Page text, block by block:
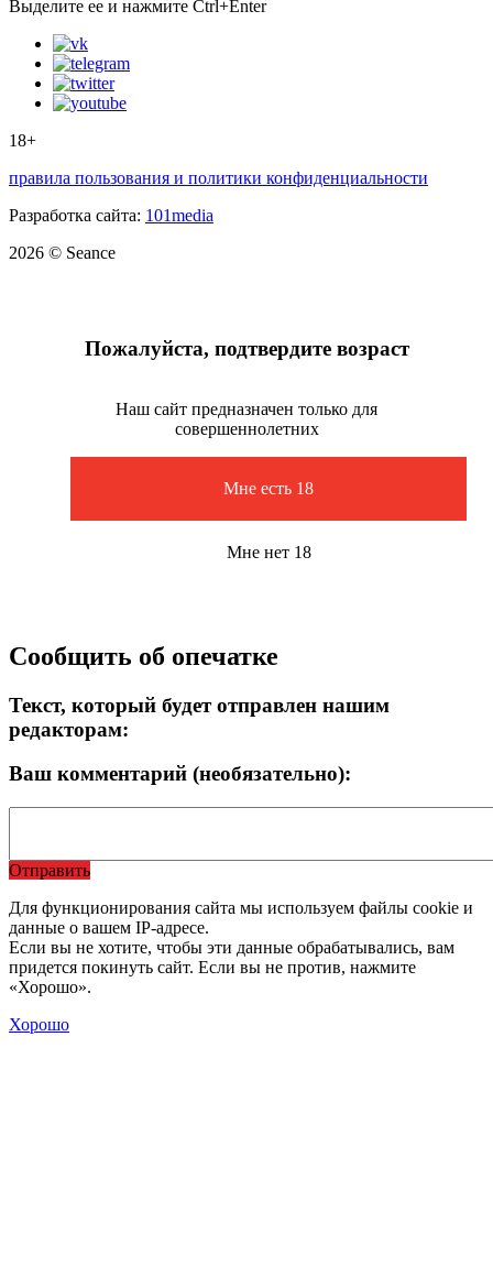
Выделите ее и нажмите Ctrl+Enter
18+
правила пользования и политики конфиденциальности
Разработка сайта: 101media
2026 © Seance
Пожалуйста, подтвердите возраст
Наш сайт предназначен только для
совершеннолетних
Мне есть 18
Мне нет 18
Сообщить об опечатке
Текст, который будет отправлен нашим
редакторам:
Ваш комментарий (необязательно):
Отправить
Для функционирования сайта мы используем файлы cookie и
данные о вашем IP-адресе.
Если вы не хотите, чтобы эти данные обрабатывались, вам
придется покинуть сайт. Если вы не против, нажмите
«Хорошо».
Хорошо